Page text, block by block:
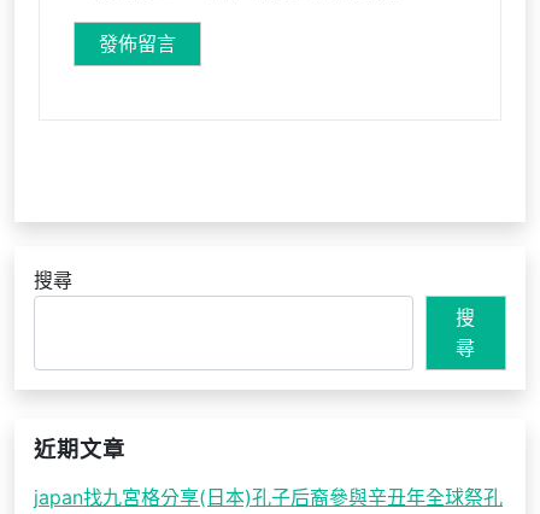
搜尋
搜
尋
近期文章
japan找九宮格分享(日本)孔子后裔參與辛丑年全球祭孔